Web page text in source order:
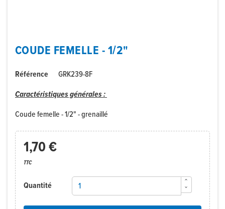
COUDE FEMELLE - 1/2"
Référence
GRK239-8F
Caractéristiques générales :
Coude femelle - 1/2" - grenaillé
1,70 €
TTC
Quantité